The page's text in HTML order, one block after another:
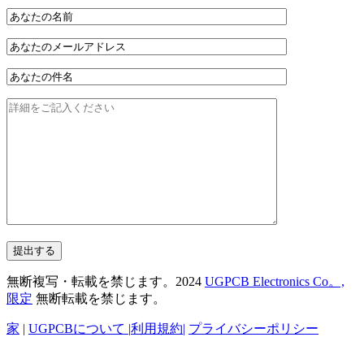
提出する
無断複写・転載を禁じます。2024 UGPCB Electronics Co。,
限定 無断転載を禁じます。
家 | UGPCBについて |利用規約| プライバシーポリシー